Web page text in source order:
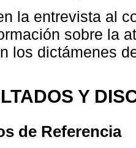
la entrevista al
sobre la
los dictámenes
Y
de Referencia